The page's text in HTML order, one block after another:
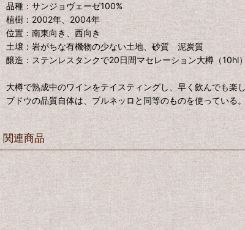
品種：サンジョヴェーゼ100%
植樹：2002年、2004年
位置：南東向き、西向き
土壌：岩がちな有機物の少ない土地、砂質 泥炭質
醸造：ステンレスタンクで20日間マセレーション大樽（10hl
大樽で熟成中のワインをテイスティングし、早く飲んでも楽
ブドウの品質自体は、ブルネッロと同等のものを使っている。
関連商品